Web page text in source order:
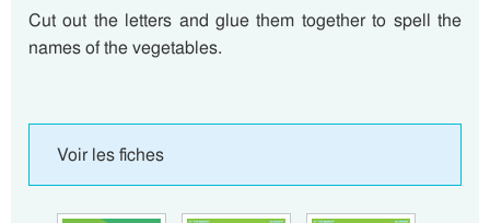
Cut out the letters and glue them together to spell the
names of the vegetables.
Voir les fiches